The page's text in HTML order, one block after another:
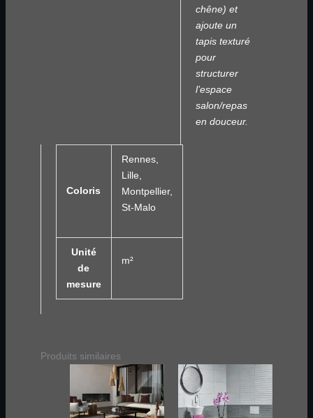
chêne) et
ajoute un
tapis texturé
pour
structurer
l’espace
salon/repas
en douceur.
Coloris
Rennes,
Lille,
Montpellier,
St-Malo
Unité
de
mesure
m²
Produits similaires
Ce
produit
a
produit
a